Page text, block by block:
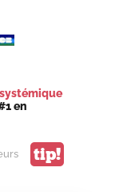
en
tip!